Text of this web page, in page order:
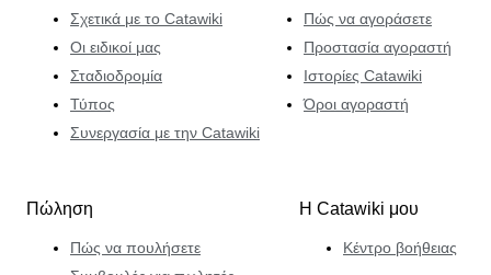
Σχετικά με το Catawiki
Οι ειδικοί μας
Σταδιοδρομία
Τύπος
Συνεργασία με την Catawiki
Πώς να αγοράσετε
Προστασία αγοραστή
Ιστορίες Catawiki
Όροι αγοραστή
Πώληση
Πώς να πουλήσετε
Η Catawiki μου
Κέντρο βοήθειας